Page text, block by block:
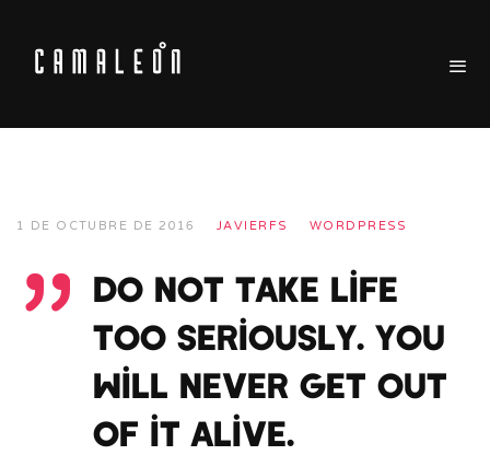
1 DE OCTUBRE DE 2016 JAVIERFS WORDPRESS
” Do not take life
too seriously. You
will never get out
of it alive.